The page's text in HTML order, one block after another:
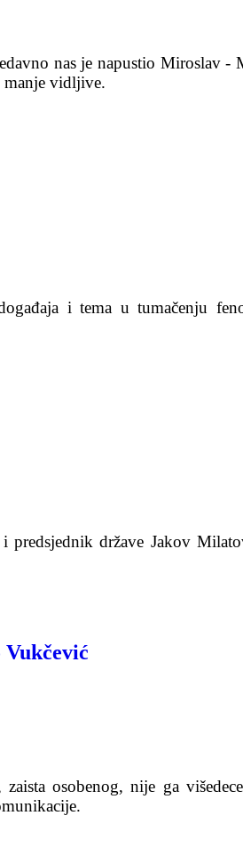
nas je napustio Miroslav -
manje vidljive.
i tema u tumačenju
predsjednik države Jakov
osobenog, nije ga